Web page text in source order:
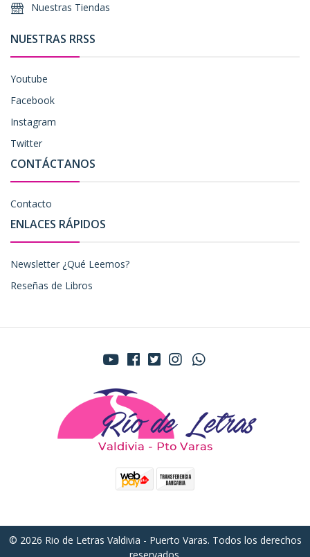
Nuestras Tiendas
NUESTRAS RRSS
Youtube
Facebook
Instagram
Twitter
CONTÁCTANOS
Contacto
ENLACES RÁPIDOS
Newsletter ¿Qué Leemos?
Reseñas de Libros
© 2026 Rio de Letras Valdivia - Puerto Varas. Todos los derechos